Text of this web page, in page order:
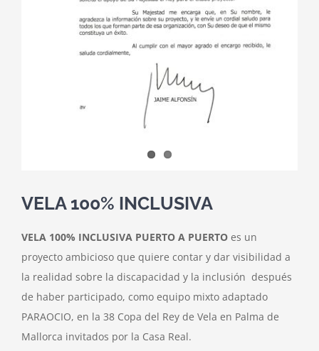
VELA 100% INCLUSIVA
VELA 100% INCLUSIVA PUERTO A PUERTOes un
proyecto ambicioso que quiere contar y dar visibilidad a
la realidad sobre la discapacidad y la inclusión después
de haber participado, como equipo mixto adaptado
PARAOCIO, en la 38 Copa del Rey de Vela en Palma de
Mallorca invitados por la Casa Real.